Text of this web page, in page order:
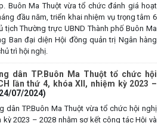
Buôn Ma Thuột vừa tổ chức đánh giá hoạt
đầu năm, triển khai nhiệm vụ trọng tâm 6
tịch Thường trực UBND Thành phố Buôn Ma
Ban đại diện Hội đồng quản trị Ngân hàng
trì hội nghị.
dân TP.Buôn Ma Thuột tổ chức hội
lần thứ 4, khóa XII, nhiệm kỳ 2023 –
07/2024)
dân TP.Buôn Ma Thuột vừa tổ chức hội nghị
kỳ 2023 – 2028 nhằm sơ kết công tác Hội và